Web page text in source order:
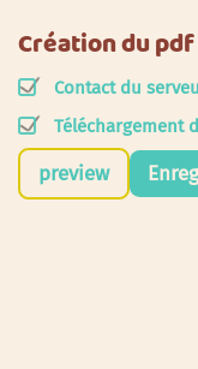
Création du
Contact du
Téléchargement
preview